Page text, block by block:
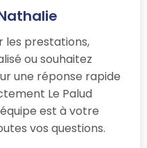
les prestations,
ou souhaitez
une réponse rapide
Le Palud
est à votre
vos questions.